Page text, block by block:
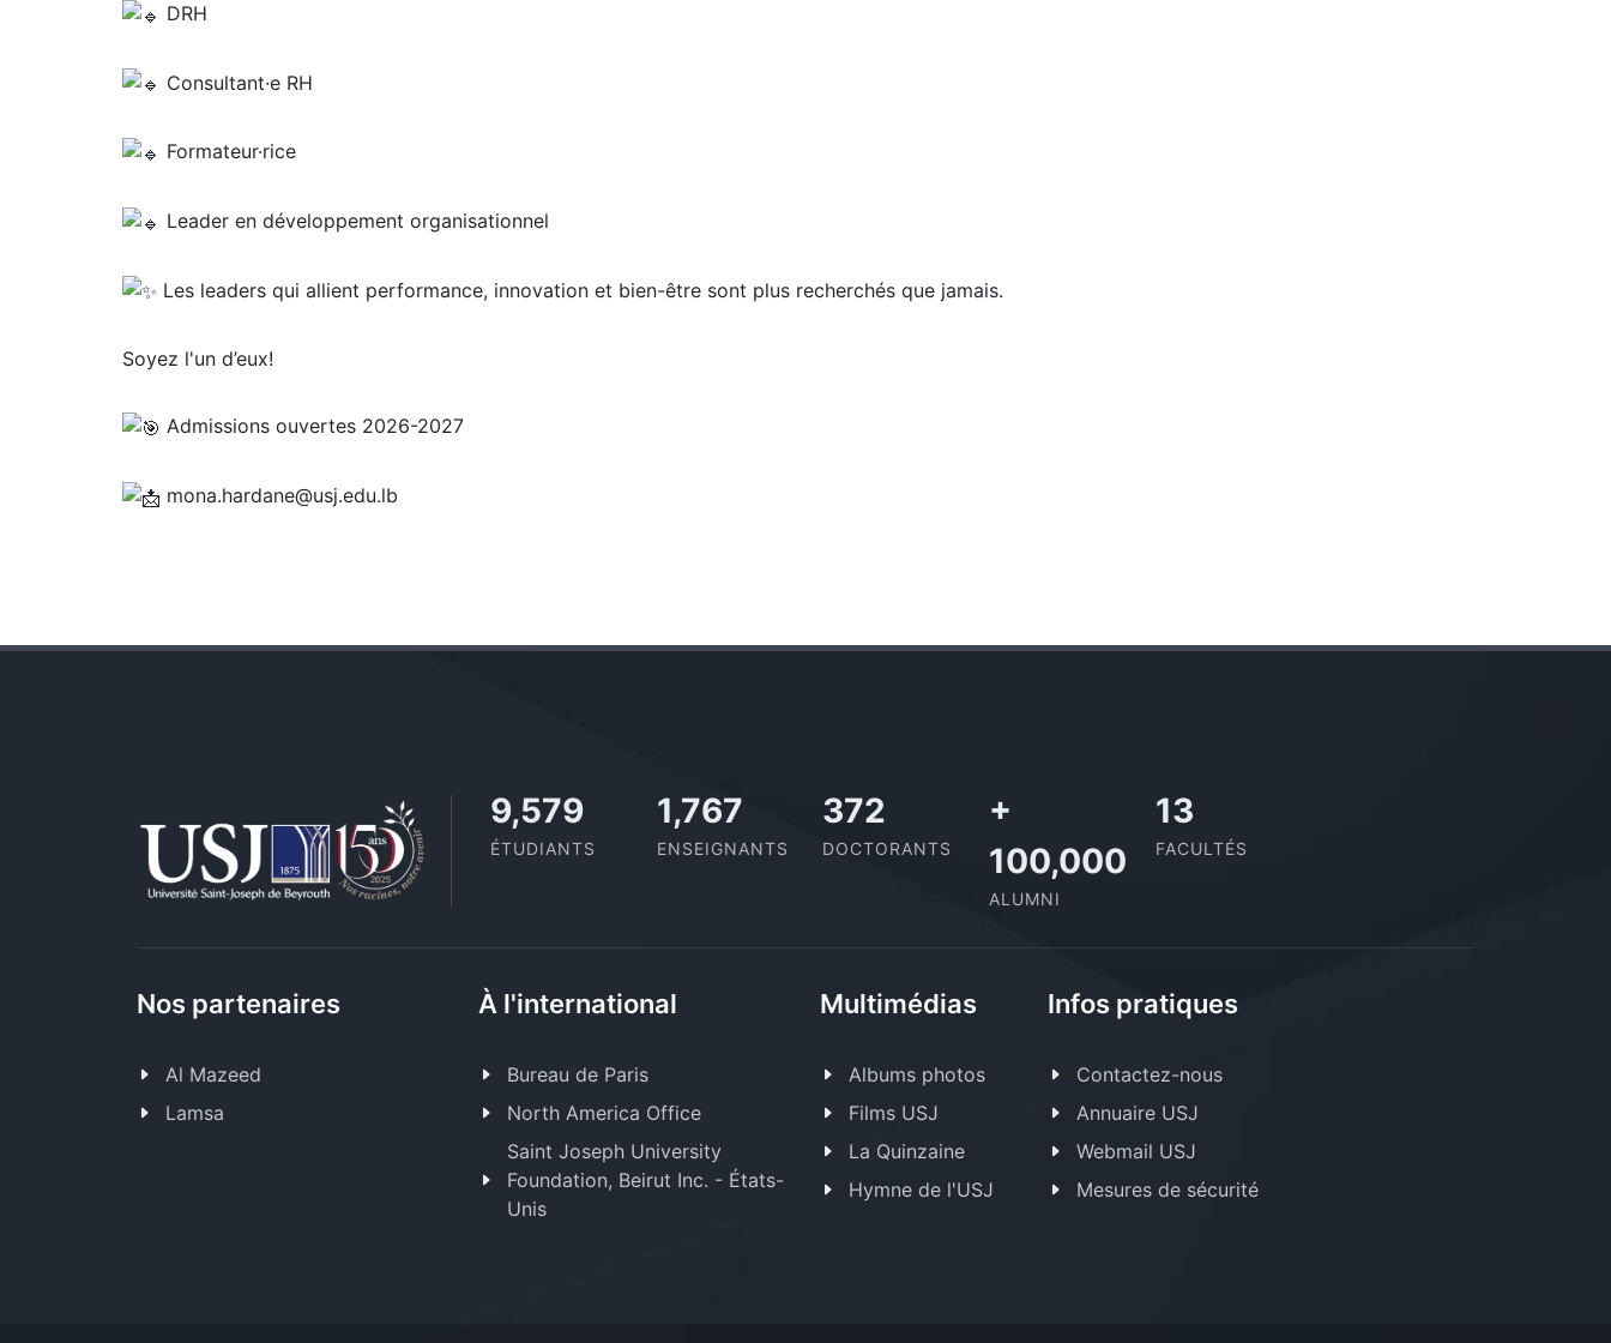
DRH
Consultant·e RH
Formateur·rice
Leader en développement organisationnel
Les leaders qui allient performance, innovation et bien-être sont plus recherchés que jamais.
Soyez l'un d’eux!
Admissions ouvertes 2026-2027
mona.hardane@usj.edu.lb
11,727
ÉTUDIANTS
2,142
ENSEIGNANTS
437
DOCTORANTS
+
100,000
ALUMNI
13
FACULTÉS
Nos partenaires
Al Mazeed
Lamsa
À l'international
Bureau de Paris
North America Office
Saint Joseph University
Foundation, Beirut Inc. - États-
Unis
Multimédias
Albums photos
Films USJ
La Quinzaine
Hymne de l'USJ
Infos pratiques
Contactez-nous
Annuaire USJ
Webmail USJ
Mesures de sécurité